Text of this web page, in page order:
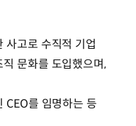
사고로 수직적 기업
문화를 도입했으며,
CEO를 임명하는 등